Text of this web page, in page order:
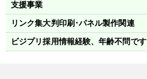
支援事業
リンク集大判印刷･パネル製作関連
ビジプリ採用情報経験、年齢不問です